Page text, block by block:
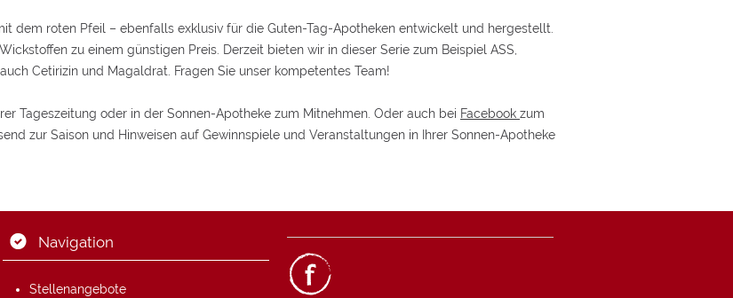
dem roten Pfeil – ebenfalls exklusiv für die Guten-Tag-Apotheken entwickelt und hergestellt.
zu einem günstigen Preis. Derzeit bieten wir in dieser Serie zum Beispiel ASS,
Cetirizin und Magaldrat. Fragen Sie unser kompetentes Team!
Tageszeitung oder in der Sonnen-Apotheke zum Mitnehmen. Oder auch bei Facebook zum
zur Saison und Hinweisen auf Gewinnspiele und Veranstaltungen in Ihrer Sonnen-Apotheke
Navigation
Stellenangebote